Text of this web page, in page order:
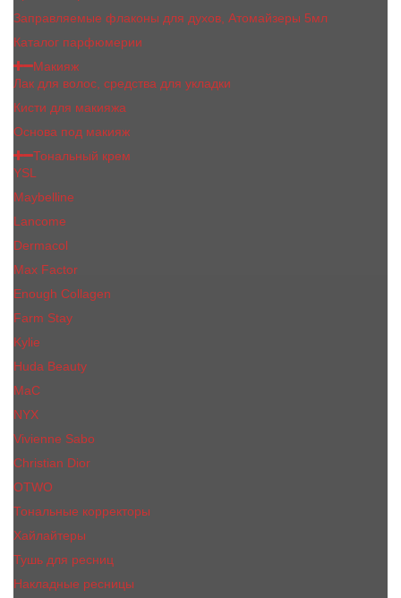
Заправляемые флаконы для духов, Атомайзеры 5мл
Каталог парфюмерии
Макияж
Лак для волос, средства для укладки
Кисти для макияжа
Основа под макияж
Тональный крем
YSL
Maybelline
Lancome
Dermacol
Max Factor
Enough Collagen
Farm Stay
Kylie
Huda Beauty
МаС
NYX
Vivienne Sabo
Сhristiаn Diоr
OTWO
Тональные корректоры
Хайлайтеры
Тушь для ресниц
Накладные ресницы